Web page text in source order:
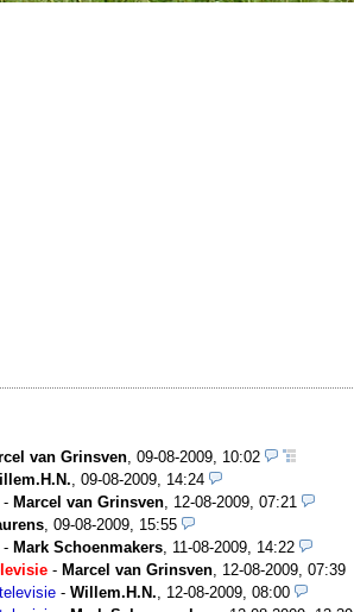
van Grinsven, 09-08-2009, 10:02
, 09-08-2009, 14:24
- Marcel van Grinsven, 12-08-2009, 07:21
, 09-08-2009, 15:55
- Mark Schoenmakers, 11-08-2009, 14:22
- Marcel van Grinsven, 12-08-2009, 07:39
- Willem.H.N., 12-08-2009, 08:00